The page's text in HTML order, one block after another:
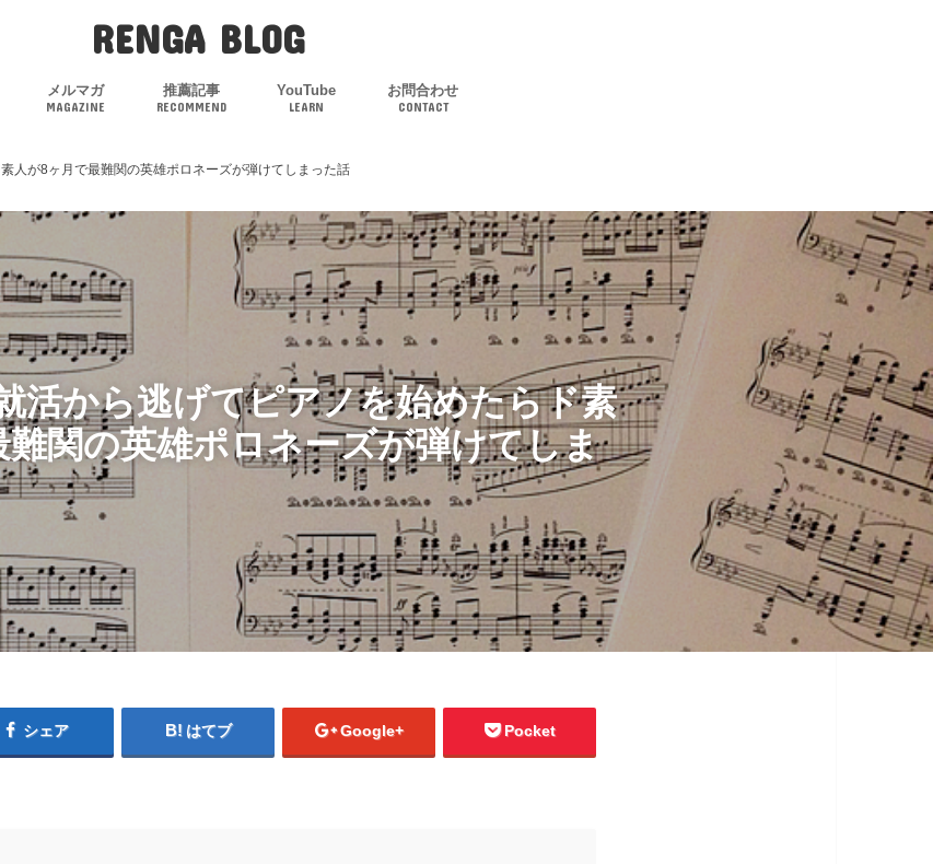
RENGA BLOG
メルマガ
MAGAZINE
推薦記事
RECOMMEND
YouTube
LEARN
お問合わせ
CONTACT
人が8ヶ月で最難関の英雄ポロネーズが弾けてしまった話
活から逃げてピアノを始めたらド素
関の英雄ポロネーズが弾けてしま
シェア はてブ Google+ Pocket